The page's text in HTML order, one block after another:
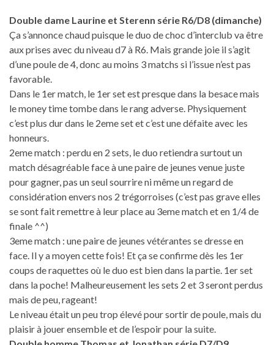
Double dame Laurine et Sterenn série R6/D8 (dimanche)
Ça s’annonce chaud puisque le duo de choc d’interclub va être
aux prises avec du niveau d7 à R6. Mais grande joie il s’agit
d’une poule de 4, donc au moins 3 matchs si l’issue n’est pas
favorable.
Dans le 1er match, le 1er set est presque dans la besace mais
le money time tombe dans le rang adverse. Physiquement
c’est plus dur dans le 2eme set et c’est une défaite avec les
honneurs.
2eme match : perdu en 2 sets, le duo retiendra surtout un
match désagréable face à une paire de jeunes venue juste
pour gagner, pas un seul sourrire ni même un regard de
considération envers nos 2 trégorroises (c’est pas grave elles
se sont fait remettre à leur place au 3eme match et en 1/4 de
finale ^^)
3eme match : une paire de jeunes vétérantes se dresse en
face. Il y a moyen cette fois! Et ça se confirme dès les 1er
coups de raquettes où le duo est bien dans la partie. 1er set
dans la poche! Malheureusement les sets 2 et 3 seront perdus
mais de peu, rageant!
Le niveau était un peu trop élevé pour sortir de poule, mais du
plaisir à jouer ensemble et de l’espoir pour la suite.